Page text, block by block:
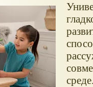
среде.